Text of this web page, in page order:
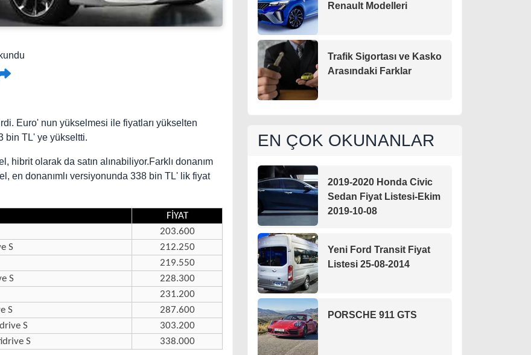
Euro' nun yükselmesi ile fiyatları yükselten
bin TL' ye yükseltti.
hibrit olarak da satın alınabiliyor.Farklı donanım
en donanımlı versiyonunda 338 bin TL' lik fiyat
FİYAT
203.600
S
212.250
219.550
S
228.300
231.200
S
287.600
S
303.200
S
338.000
Renault Modelleri
Trafik Sigortası ve Kasko
Arasındaki Farklar
EN ÇOK OKUNANLAR
2019-2020 Honda Civic
Sedan Fiyat Listesi-Ekim
2019-10-08
Yeni Ford Transit Fiyat
Listesi 25-08-2014
PORSCHE 911 GTS